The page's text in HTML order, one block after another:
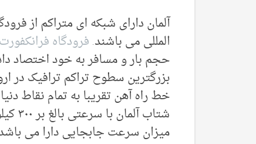
المللی می باشند.فرودگاه فرانکفورت
حجم بار و مسافر به خود اختصاد
خط راه آهن تقریبا به تمام نقاط
میزان سرعت جابجایی دارا می